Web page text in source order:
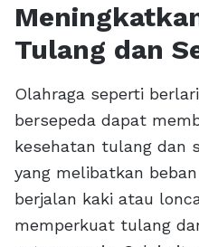
Tulang dan
Olahraga seperti
bersepeda dapat
kesehatan tulang dan
yang melibatkan
berjalan kaki atau
memperkuat tulang